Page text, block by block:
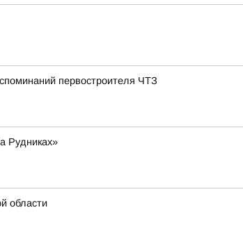
первостроителя ЧТЗ
Рудниках»
области